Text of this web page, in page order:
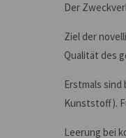
Der
Ziel der
Qualität des
Erstmals
Kunststoff).
Leerung bei